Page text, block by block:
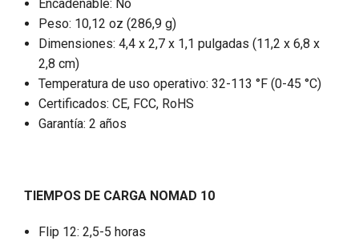
Encadenable: No
Peso: 10,12 oz (286,9 g)
Dimensiones: 4,4 x 2,7 x 1,1 pulgadas (11,2 x 6,8 x
2,8 cm)
Temperatura de uso operativo: 32-113 °F (0-45 °C)
Certificados: CE, FCC, RoHS
Garantía: 2 años
TIEMPOS DE CARGA NOMAD 10
Flip 12: 2,5-5 horas